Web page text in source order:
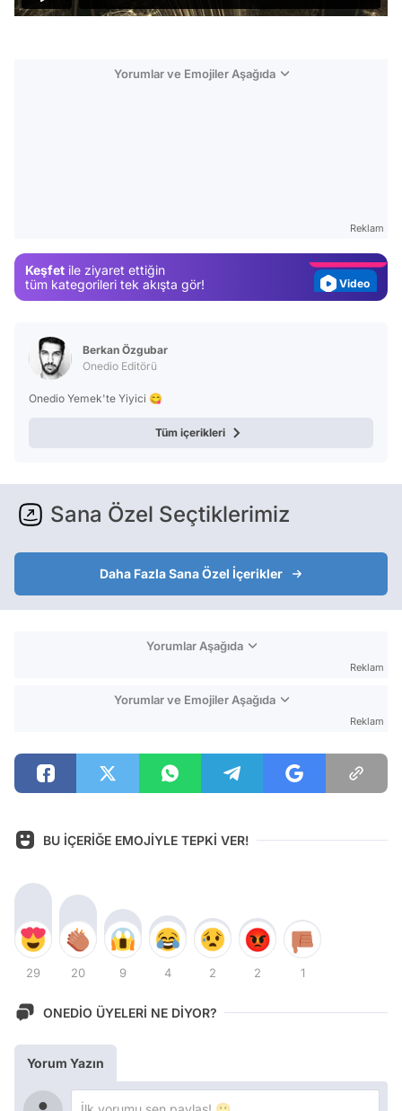
Yorumlar ve Emojiler Aşağıda
Reklam
Keşfet ile ziyaret ettiğin
tüm kategorileri tek akışta gör!
Video
Berkan Özgubar
Onedio Editörü
Onedio Yemek'te Yiyici 😋
Tüm içerikleri
Sana Özel Seçtiklerimiz
Daha Fazla Sana Özel İçerikler
Yorumlar Aşağıda
Reklam
Yorumlar ve Emojiler Aşağıda
Reklam
BU İÇERİĞE EMOJİYLE TEPKİ VER!
29 20 9 4 2 2 1
ONEDİO ÜYELERİ NE DİYOR?
Yorum Yazın